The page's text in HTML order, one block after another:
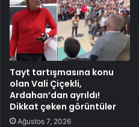
Tayt tartışmasına konu
olan Vali Çiçekli,
Ardahan’dan ayrıldı!
Dikkat çeken görüntüler
Ağustos 7, 2026